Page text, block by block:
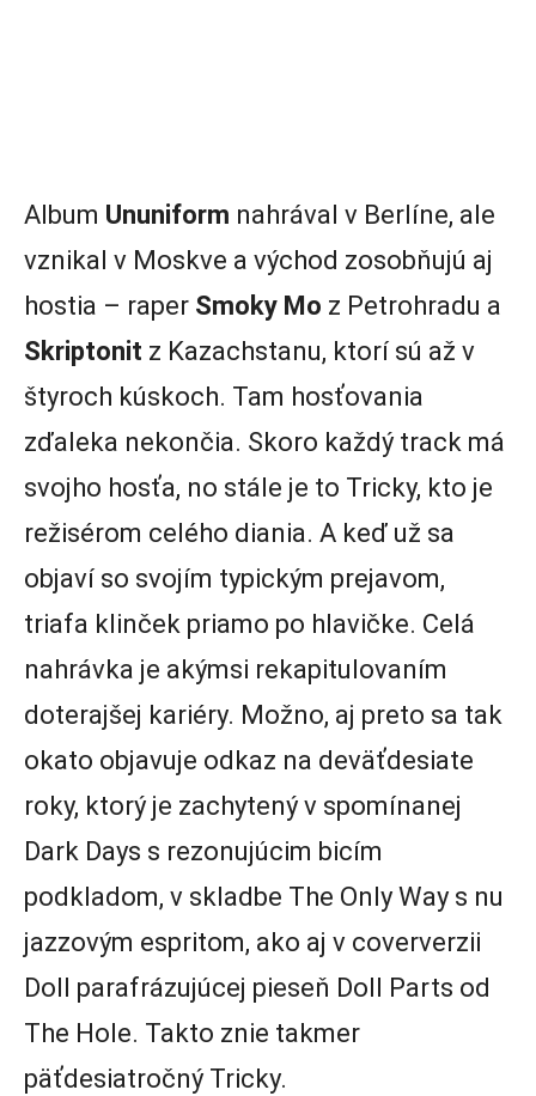
Album Ununiform nahrával v Berlíne, ale
vznikal v Moskve a východ zosobňujú aj
hostia – raper Smoky Mo z Petrohradu a
Skriptonit z Kazachstanu, ktorí sú až v
štyroch kúskoch. Tam hosťovania
zďaleka nekončia. Skoro každý track má
svojho hosťa, no stále je to Tricky, kto je
režisérom celého diania. A keď už sa
objaví so svojím typickým prejavom,
triafa klinček priamo po hlavičke. Celá
nahrávka je akýmsi rekapitulovaním
doterajšej kariéry. Možno, aj preto sa tak
okato objavuje odkaz na deväťdesiate
roky, ktorý je zachytený v spomínanej
Dark Days s rezonujúcim bicím
podkladom, v skladbe The Only Way s nu
jazzovým espritom, ako aj v coververzii
Doll parafrázujúcej pieseň Doll Parts od
The Hole. Takto znie takmer
päťdesiatročný Tricky.